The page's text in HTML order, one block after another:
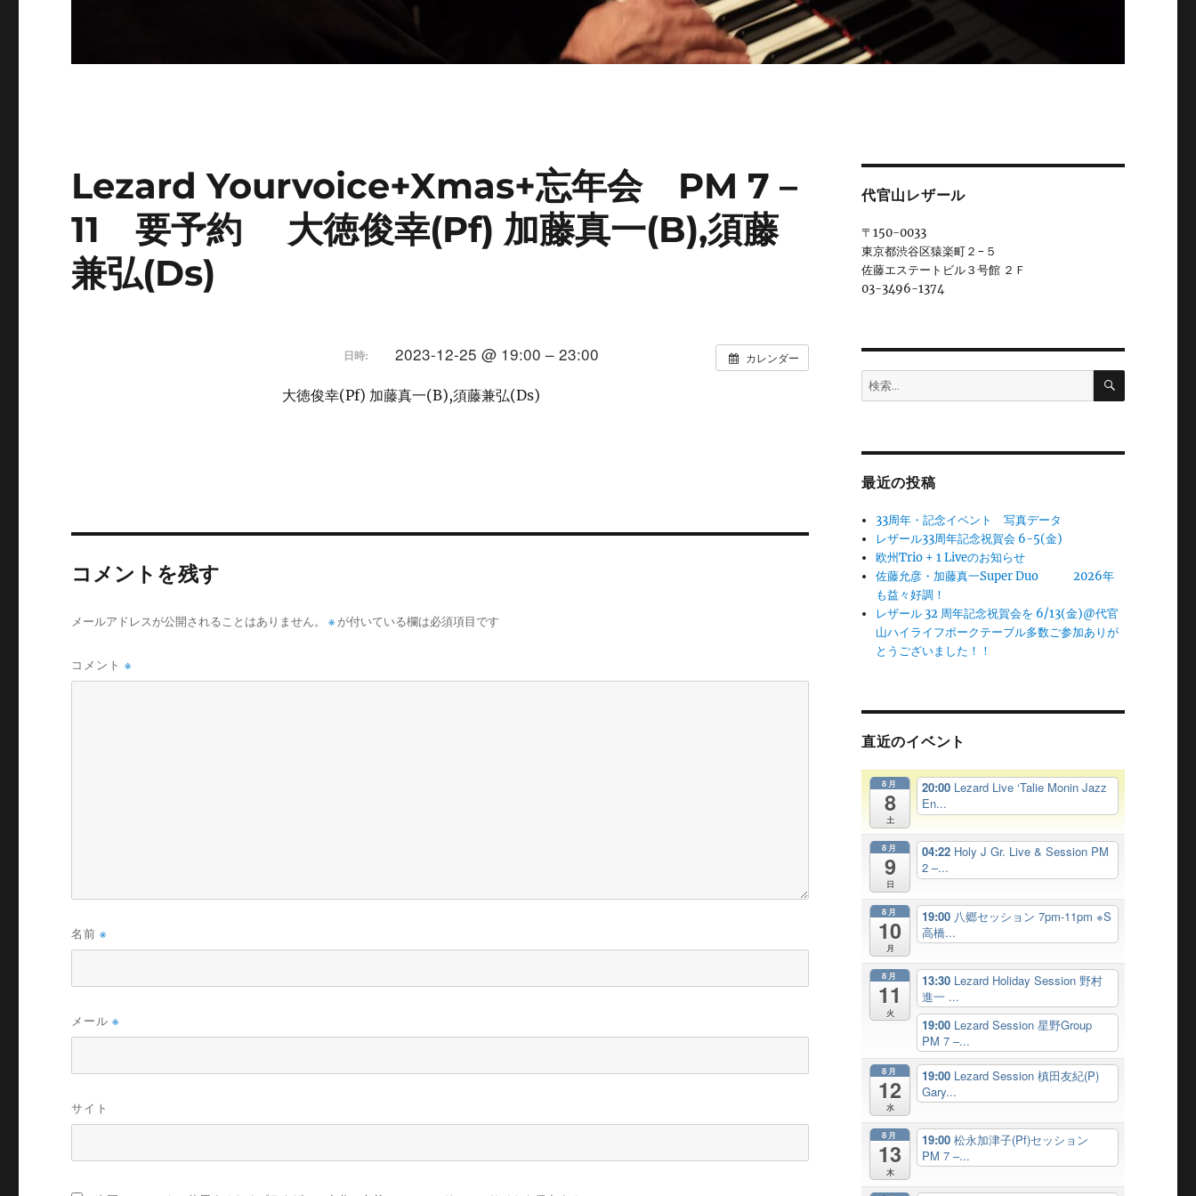
Lezard Yourvoice+Xmas+忘年会 PM 7 –
11 要予約 大徳俊幸(Pf) 加藤真一(B),須藤
兼弘(Ds)
カレンダー
日時: 2023-12-25 @ 19:00 – 23:00
大徳俊幸(Pf) 加藤真一(B),須藤兼弘(Ds)
コメントを残す
メールアドレスが公開されることはありません。 ※ が付いている欄は必須項目です
コメント※
名前※
メール※
サイト
代官山レザール
〒150-0033
東京都渋谷区猿楽町２−５
佐藤エステートビル３号館 ２Ｆ
03-3496-1374
検
索:
検
最近の投稿
33周年・記念イベント 写真データ
レザール33周年記念祝賀会 6-5(金)
欧州Trio + 1 Liveのお知らせ
佐藤允彦・加藤真一Super Duo 2026年
も益々好調！
レザール 32 周年記念祝賀会を 6/13(金)@代官
山ハイライフポークテーブル多数ご参加ありが
とうございました！！
直近のイベント
8月
8
土
20:00 Lezard Live ‘Talie Monin Jazz
En...
8月
9
日
04:22 Holy J Gr. Live & Session PM
2 –...
8月
10
月
19:00 八郷セッション 7pm-11pm ※S
高橋...
8月
11
火
13:30 Lezard Holiday Session 野村
進一 ...
19:00 Lezard Session 星野Group
PM 7 –...
8月
12
水
19:00 Lezard Session 槙田友紀(P)
Gary...
8月
13
木
19:00松永加津子(Pf)セッション
PM 7 –...